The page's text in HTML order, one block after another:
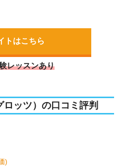
トはこちら
レッスンあり
ッツ）の口コミ評判
)